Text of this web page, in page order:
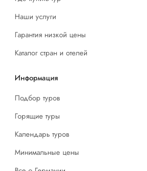
Наши услуги
Гарантия низкой цены
Каталог стран и отелей
Информация
Подбор туров
Горящие туры
Календарь туров
Минимальные цены